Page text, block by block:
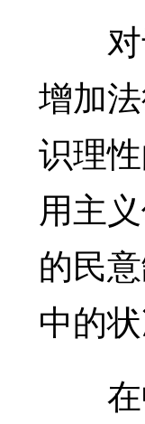
对
增加
识理
用主
的民
中的状
在